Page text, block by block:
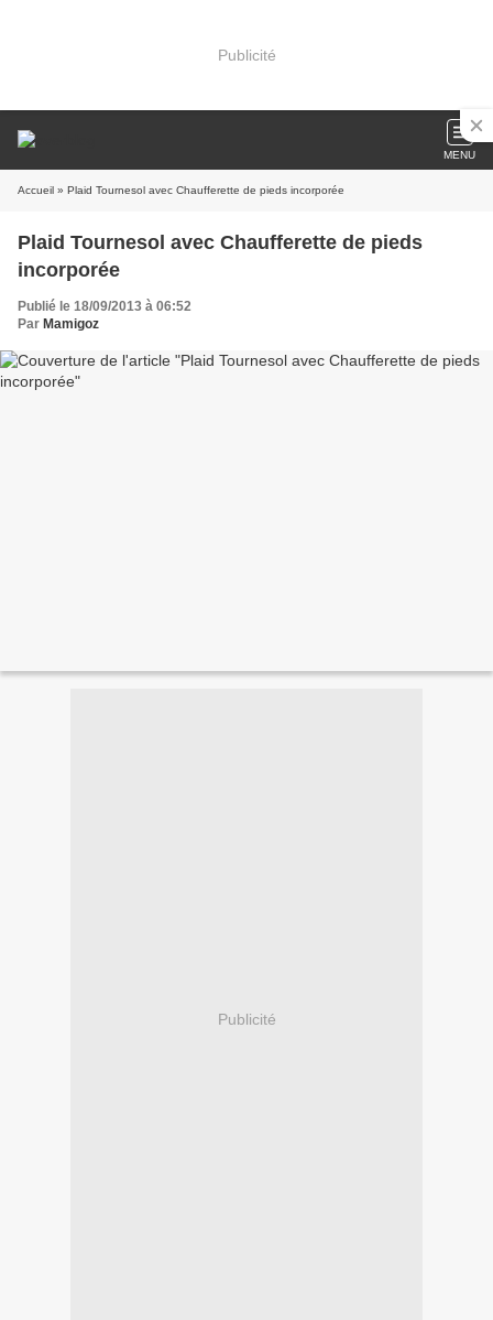
Publicité
MENU
Accueil » Plaid Tournesol avec Chaufferette de pieds incorporée
Plaid Tournesol avec Chaufferette de pieds
incorporée
Publié le 18/09/2013 à 06:52
Par Mamigoz
Publicité